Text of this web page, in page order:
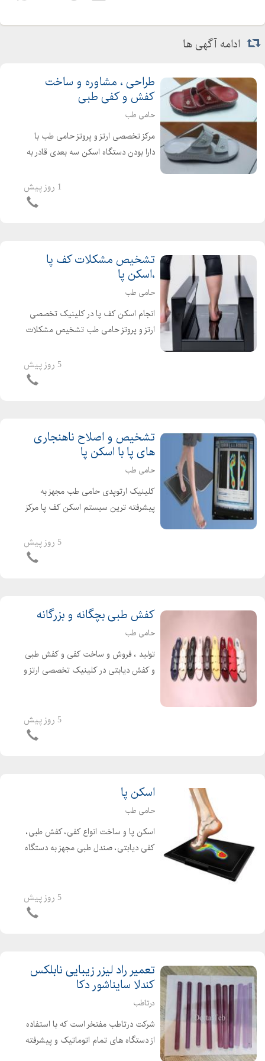
ادامه آگهی ها
طراحی ، مشاوره و ساخت
کفش و کفی طبی
حامی طب
مرکز تخصصی ارتز و پروتز حامی طب با
دارا بودن دستگاه اسکن سه بعدی قادر به
ستون فقرات است و آماده ارائه خدمات
کفش و کفی به بیماران محترم می باشد.
1 روز پیش
تشخیص مشکلات کف پا
،اسکن پا
حامی طب
انجام اسکن کف پا در کلینیک تخصصی
ارتز و پروتز حامی طب تشخیص مشکلات
بهترین و بروزترین دستگاه ها انجام
خدمات اسکن کف پا و طراحی کفی طبی
5 روز پیش
تشخیص و اصلاح ناهنجاری
های پا با اسکن پا
حامی طب
کلینیک ارتوپدی حامی طب مجهز به
پیشرفته ترین سیستم اسکن کف پا مرکز
های پا با استفاده از اسکنر طراحی کفش
طبی و کفی طبی و صندل طبی با اسکن
5 روز پیش
کفش طبی بچگانه و بزرگانه
حامی طب
تولید ، فروش و ساخت کفی و کفش طبی
و کفش دیابتی در کلینیک تخصصی ارتز و
است. این مرکز با بهره گیری از کادری
5 روز پیش
اسکن پا
حامی طب
اسکن پا و ساخت انواع کفی، کفش طبی،
کفی دیابتی، صندل طبی مجهز به دستگاه
جهت کسب اطلاعات بیشتر با ما تماس
5 روز پیش
تعمیر راد لیزر زیبایی نابلکس
کندلا سایناشور دکا
درتاطب
شرکت درتاطب مفتخر است که با استفاده
از دستگاه های تمام اتوماتیک و پیشرفته